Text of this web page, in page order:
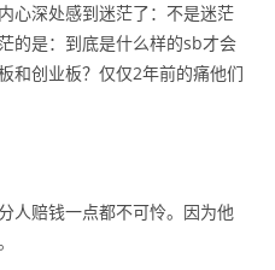
心深处感到迷茫了：不是迷茫
的是：到底是什么样的sb才会
和创业板？仅仅2年前的痛他们
人赔钱一点都不可怜。因为他